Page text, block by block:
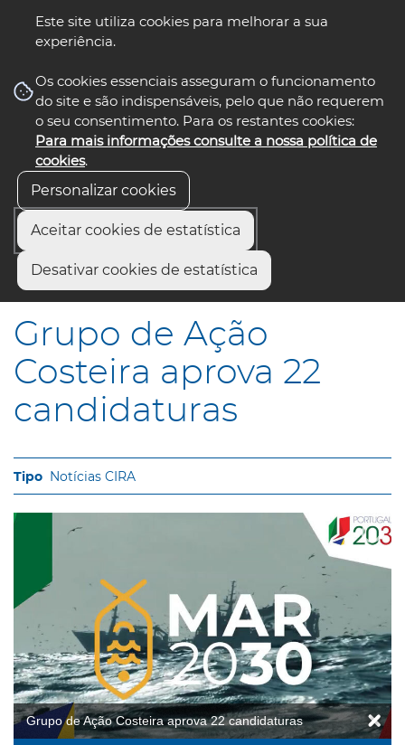
Este site utiliza cookies para melhorar a sua
experiência.
Os cookies essenciais asseguram o funcionamento
do site e são indispensáveis, pelo que não requerem
o seu consentimento. Para os restantes cookies:
Para mais informações consulte a nossa política de
cookies.
Personalizar cookies
Aceitar cookies de estatística
Desativar cookies de estatística
nos select language
Início
Grupo de Ação Costeira aprova 22 candidaturas
Grupo de Ação
Costeira aprova 22
candidaturas
Notícias CIRA
Grupo de Ação Costeira aprova 22 candidaturas